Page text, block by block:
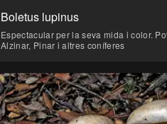
Boletus lupinus
Alzinar, Pinar i altres coníferes